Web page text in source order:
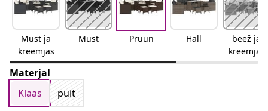
Must ja
kreemjas
Must Pruun Hall
beež ja
kreemjas
Materjal
Klaas
puit